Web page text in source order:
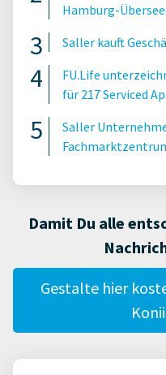
Hamburg-
Saller kauft
FU.Life
für 217 Serviced
Saller
Damit Du alle
Gestalte hier